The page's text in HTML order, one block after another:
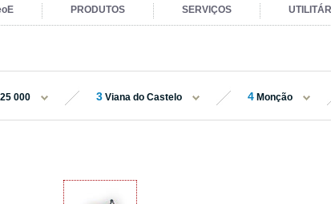
PRODUTOS SERVIÇOS
000 3 Viana do Castelo 4 Monção